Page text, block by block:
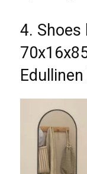
4. Shoes